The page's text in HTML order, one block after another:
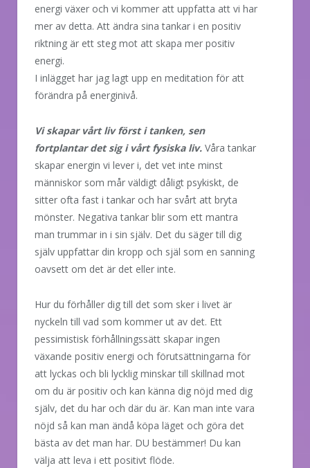
energi växer och vi kommer att uppfatta att vi har
mer av detta. Att ändra sina tankar i en positiv
riktning är ett steg mot att skapa mer positiv
energi.
I inlägget har jag lagt upp en meditation för att
förändra på energinivå.
Vi skapar vårt liv först i tanken, sen
fortplantar det sig i vårt fysiska liv. Våra tankar
skapar energin vi lever i, det vet inte minst
människor som mår väldigt dåligt psykiskt, de
sitter ofta fast i tankar och har svårt att bryta
mönster. Negativa tankar blir som ett mantra
man trummar in i sin själv. Det du säger till dig
själv uppfattar din kropp och själ som en sanning
oavsett om det är det eller inte.
Hur du förhåller dig till det som sker i livet är
nyckeln till vad som kommer ut av det. Ett
pessimistisk förhållningssätt skapar ingen
växande positiv energi och förutsättningarna för
att lyckas och bli lycklig minskar till skillnad mot
om du är positiv och kan känna dig nöjd med dig
själv, det du har och där du är. Kan man inte vara
nöjd så kan man ändå köpa läget och göra det
bästa av det man har. DU bestämmer! Du kan
välja att leva i ett positivt flöde.